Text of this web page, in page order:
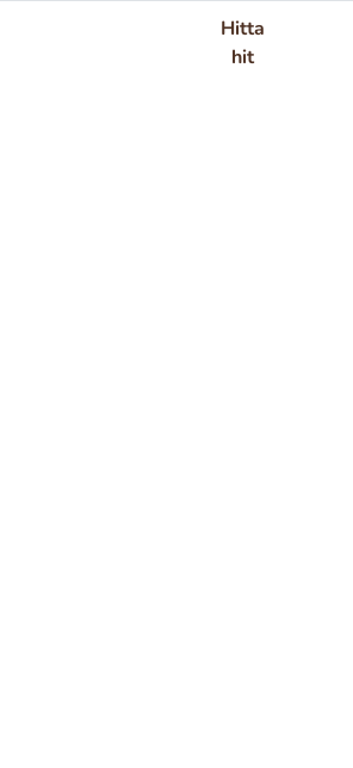
Hitta
hit